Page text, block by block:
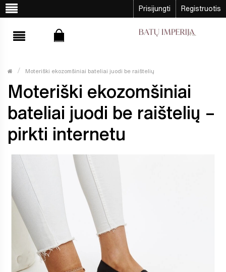
Prisijungti Registruotis
Moteriški ekozomšiniai bateliai juodi be raištelių
Moteriški ekozomšiniai
bateliai juodi be raištelių –
pirkti internetu